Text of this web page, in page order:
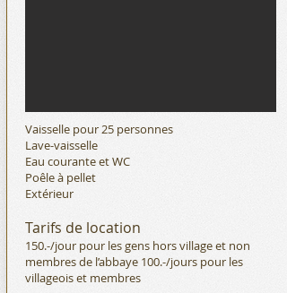
Vaisselle pour 25 personnes
Lave-vaisselle
Eau courante et WC
Poêle à pellet
Extérieur
Tarifs de location
150.-/jour pour les gens hors village et non
membres de l’abbaye 100.-/jours pour les
villageois et membres